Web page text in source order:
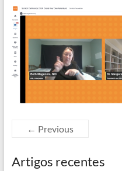
← Previous
Artigos recentes